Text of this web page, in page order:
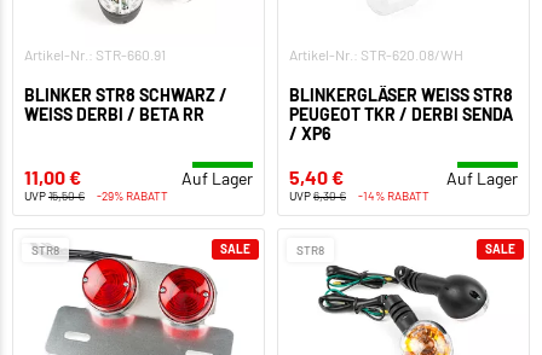
Artikel-Nr.: STR-660.91
BLINKER STR8 SCHWARZ /
WEISS DERBI / BETA RR
11,00 € Auf Lager
UVP15,50 € -29% RABATT
Artikel-Nr.: STR-620.08/WH
BLINKERGLÄSER WEISS STR8 P
EUGEOT TKR / DERBI SENDA /
XP6
5,40 € Auf Lager
UVP6,30 € -14% RABATT
STR8 SALE STR8 SALE